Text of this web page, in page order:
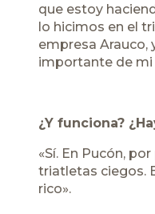
que estoy
lo hicimos en el
empresa Arauco,
importante de mi
¿Y funciona?
«Sí. En Pucón,
triatletas ciegos.
rico».